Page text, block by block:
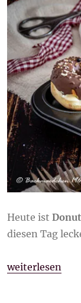
Heute ist
diesen Tag
„Donuts mit
weiterlesen